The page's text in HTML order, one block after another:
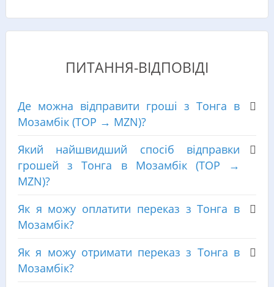
ПИТАННЯ-ВІДПОВІДІ
Де можна відправити гроші з Тонга в
Мозамбік (TOP → MZN)?
Який найшвидший спосіб відправки
грошей з Тонга в Мозамбік (TOP →
MZN)?
Як я можу оплатити переказ з Тонга в
Мозамбік?
Як я можу отримати переказ з Тонга в
Мозамбік?